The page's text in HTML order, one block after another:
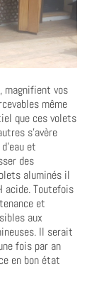
magnifient vos
même
que ces volets
s’avère
et
des
aluminés il
Toutefois
et
aux
Il serait
fois par an
en bon état